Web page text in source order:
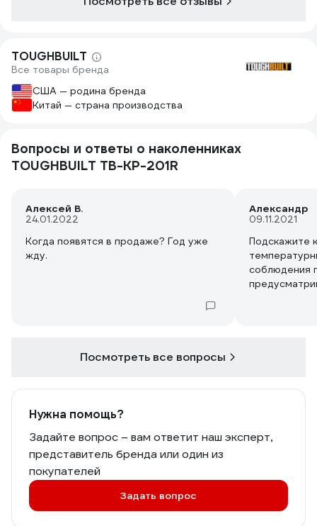
TOUGHBUILT
Все товары бренда
США — родина бренда
Китай — страна производства
Вопросы и ответы о наколенниках
TOUGHBUILT TB-KP-201R
Алексей В.
24.01.2022
Когда появятся в продаже? Год уже
жду.
Александр
09.11.2021
Подскажите
соблюдения
Посмотреть все вопросы
Нужна помощь?
Задайте вопрос – вам ответит наш эксперт,
представитель бренда или один из
покупателей
Задать вопрос